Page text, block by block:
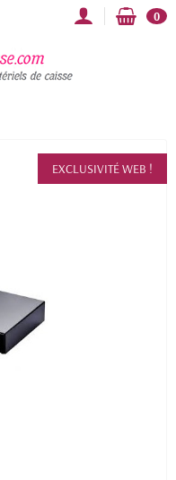
0
2025 !
EXCLUSIVITÉ WEB !